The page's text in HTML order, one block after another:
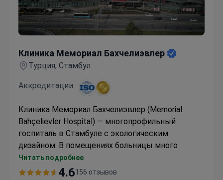
Клиника Мемориал Бахчелиэвлер
Турция, Стамбул
Аккредитации :
Клиника Мемориал Бахчелиэвлер (Memorial
Bahçelievler Hospital) — многопрофильный
госпиталь в Стамбуле с экологическим
дизайном. В помещениях больницы много
дневного света и зеленых зон, которые
способствуют психологическому комфорту и
Читать подробнее
4.6156 отзывов